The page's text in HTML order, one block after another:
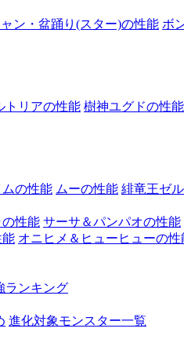
ン・盆踊り(スター)の性能 ボ
トリアの性能 樹神ユグドの性能
の性能 ムーの性能 緋竜王ゼ
性能 サーサ＆パンパオの性能
能 オニヒメ＆ヒューヒューの性
ランキング
進化対象モンスター一覧